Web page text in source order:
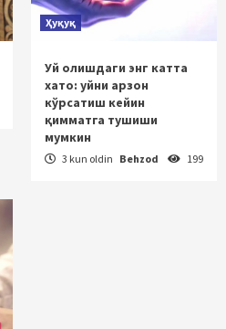
Ҳуқуқ
Уй олишдаги энг катта
хато: уйни арзон
кўрсатиш кейин
қимматга тушиши
мумкин
3 kun oldin Behzod 199